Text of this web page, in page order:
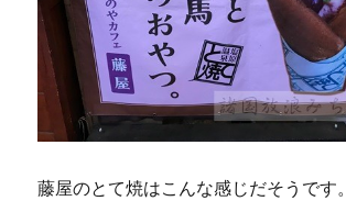
藤屋のとて焼はこんな感じだそうです。